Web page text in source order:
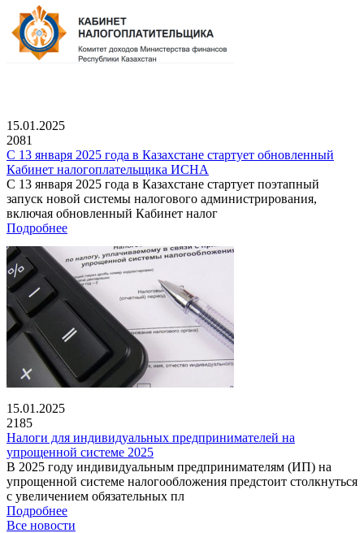
15.01.2025
2081
С 13 января 2025 года в Казахстане стартует обновленный
Кабинет налогоплательщика ИСНА
С 13 января 2025 года в Казахстане стартует поэтапный
запуск новой системы налогового администрирования,
включая обновленный Кабинет налог
Подробнее
15.01.2025
2185
Налоги для индивидуальных предпринимателей на
упрощенной системе 2025
В 2025 году индивидуальным предпринимателям (ИП) на
упрощенной системе налогообложения предстоит столкнуться
с увеличением обязательных пл
Подробнее
Все новости